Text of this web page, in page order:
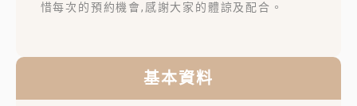
惜每次的預約機會,感謝大家的體諒及配合。
基本資料